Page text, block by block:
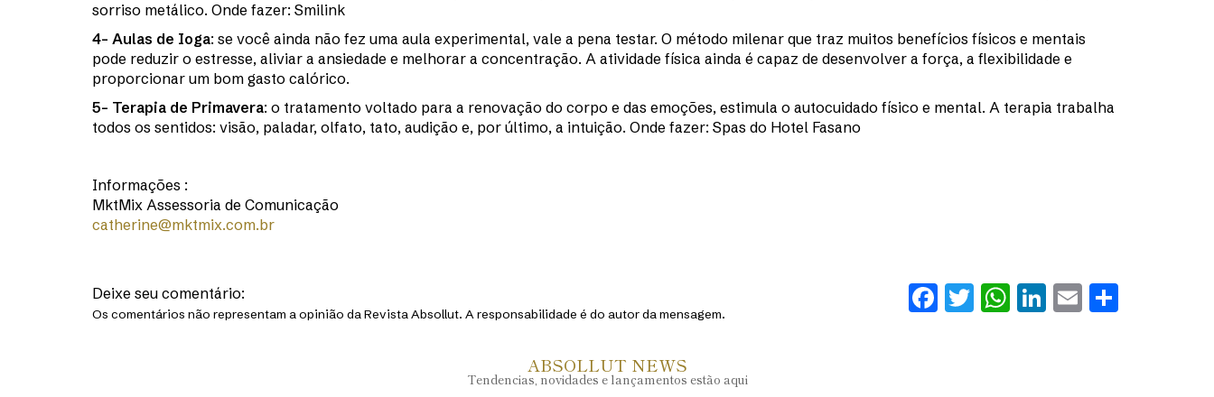
sorriso metálico. Onde fazer: Smilink
4- Aulas de Ioga: se você ainda não fez uma aula experimental, vale a pena testar. O método milenar que traz muitos benefícios físicos e mentais
pode reduzir o estresse, aliviar a ansiedade e melhorar a concentração. A atividade física ainda é capaz de desenvolver a força, a flexibilidade e
proporcionar um bom gasto calórico.
5- Terapia de Primavera: o tratamento voltado para a renovação do corpo e das emoções, estimula o autocuidado físico e mental. A terapia trabalha
todos os sentidos: visão, paladar, olfato, tato, audição e, por último, a intuição. Onde fazer: Spas do Hotel Fasano
Informações :
MktMix Assessoria de Comunicação
catherine@mktmix.com.br
Facebook
Twitter
WhatsApp
LinkedIn
Email
Deixe seu comentário:
Os comentários não representam a opinião da Revista Absollut. A responsabilidade é do autor da mensagem.
ABSOLLUT NEWS
Tendencias, novidades e lançamentos estão aqui